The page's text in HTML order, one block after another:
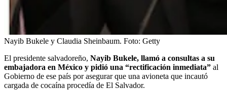
Nayib Bukele y Claudia Sheinbaum. Foto: Getty
El presidente salvadoreño, Nayib Bukele, llamó a consultas a su
embajadora en México y pidió una “rectificación inmediata” al
Gobierno de ese país por asegurar que una avioneta que incautó
cargada de cocaína procedía de El Salvador.